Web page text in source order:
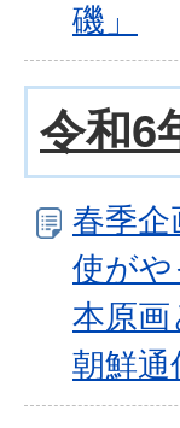
磯」
令和6
春季企
使が
本原画
朝鮮通